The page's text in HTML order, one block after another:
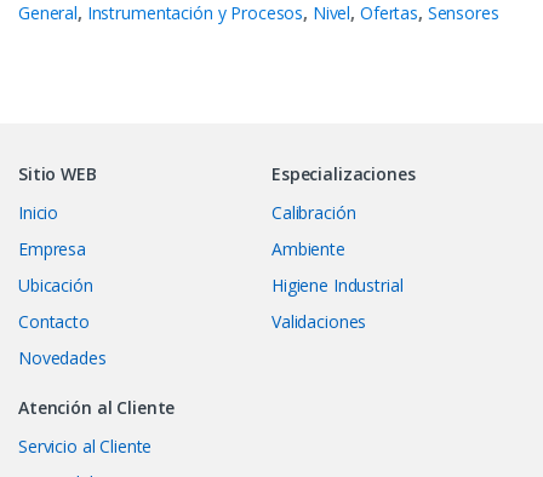
General, Instrumentación y Procesos, Nivel, Ofertas, Sensores
Sitio WEB
Inicio
Empresa
Ubicación
Contacto
Novedades
Especializaciones
Calibración
Ambiente
Higiene Industrial
Validaciones
Atención al Cliente
Servicio al Cliente